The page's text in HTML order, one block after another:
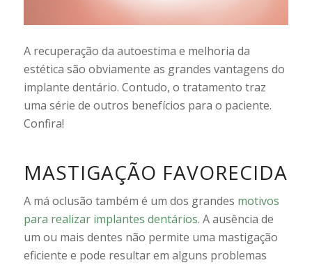
A recuperação da autoestima e melhoria da
estética são obviamente as grandes vantagens do
implante dentário. Contudo, o tratamento traz
uma série de outros benefícios para o paciente.
Confira!
MASTIGAÇÃO FAVORECIDA
A má oclusão também é um dos grandes motivos
para realizar implantes dentários. A ausência de
um ou mais dentes não permite uma mastigação
eficiente e pode resultar em alguns problemas